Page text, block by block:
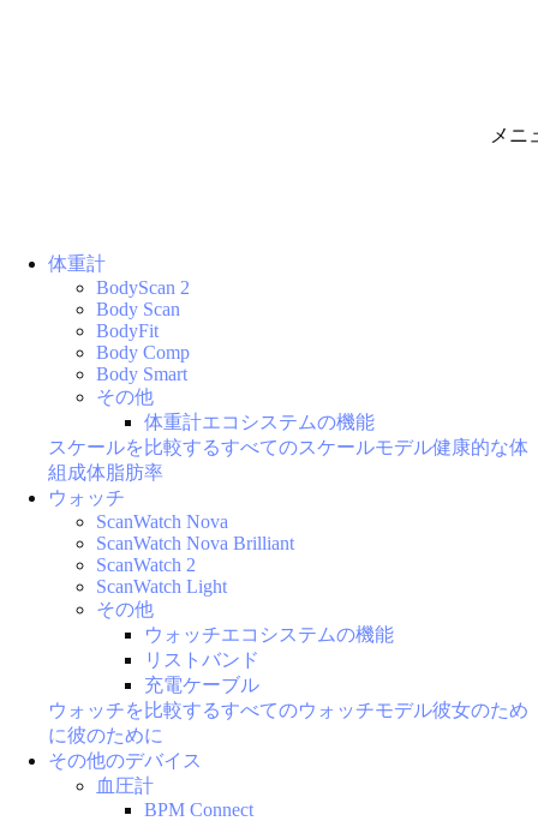
メニ
体重計
BodyScan 2
Body Scan
BodyFit
Body Comp
Body Smart
その他
体重計エコシステムの機能
スケールを比較するすべてのスケールモデル健康的な体
組成体脂肪率
ウォッチ
ScanWatch Nova
ScanWatch Nova Brilliant
ScanWatch 2
ScanWatch Light
その他
ウォッチエコシステムの機能
リストバンド
充電ケーブル
ウォッチを比較するすべてのウォッチモデル彼女のため
に彼のために
その他のデバイス
血圧計
BPM Connect